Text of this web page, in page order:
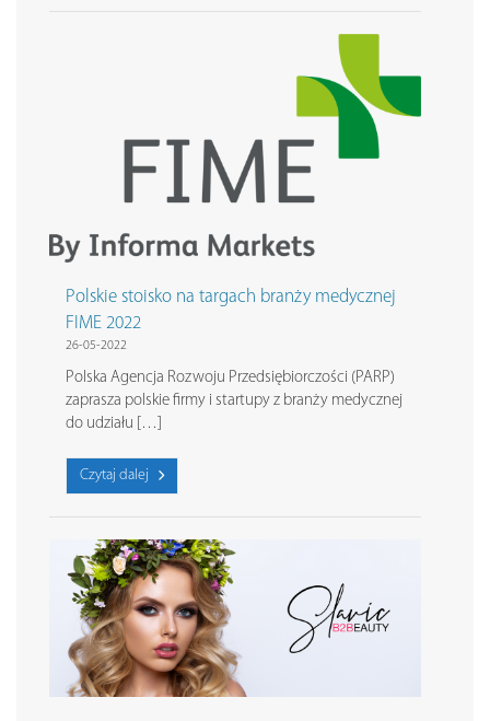
Polskie stoisko na targach branży medycznej
FIME 2022
26-05-2022
Polska Agencja Rozwoju Przedsiębiorczości (PARP)
zaprasza polskie firmy i startupy z branży medycznej
do udziału […]
Czytaj dalej